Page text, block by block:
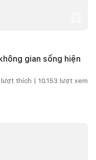
gian sống hiện
lượt thích | 10.153 lượt xem